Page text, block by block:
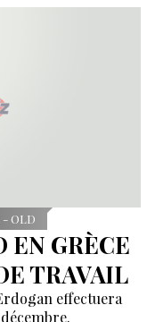
- OLD
EN GRÈCE
TRAVAIL
effectuera